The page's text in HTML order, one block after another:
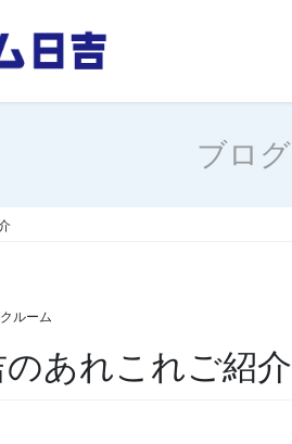
ブログ
ルーム
あれこれご紹介